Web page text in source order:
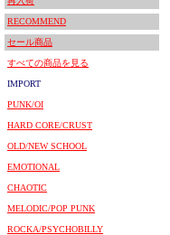
RECOMMEND
セール商品
すべての商品を見る
IMPORT
PUNK/OI
HARD CORE/CRUST
OLD/NEW SCHOOL
EMOTIONAL
CHAOTIC
MELODIC/POP PUNK
ROCKA/PSYCHOBILLY